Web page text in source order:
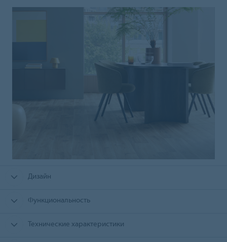
Дизайн
Функциональность
Технические характеристики